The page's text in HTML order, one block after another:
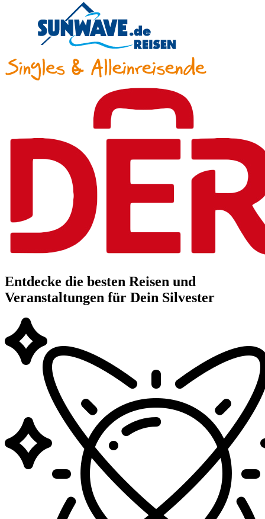
Entdecke die besten Reisen und
Veranstaltungen für Dein Silvester